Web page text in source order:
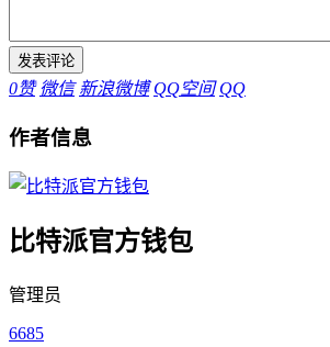
0赞 微信 新浪微博 QQ空间 QQ
作者信息
比特派官方钱包
管理员
6685